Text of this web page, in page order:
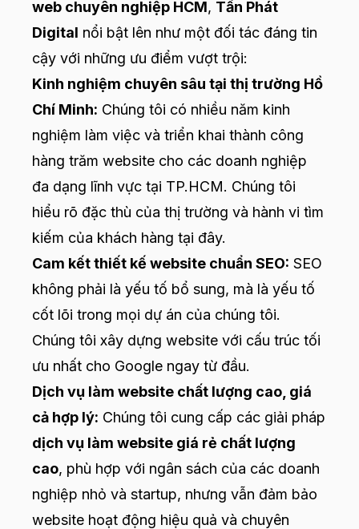
web chuyên nghiệp HCM, Tấn Phát
Digital nổi bật lên như một đối tác đáng tin
cậy với những ưu điểm vượt trội:
Kinh nghiệm chuyên sâu tại thị trường Hồ
Chí Minh: Chúng tôi có nhiều năm kinh
nghiệm làm việc và triển khai thành công
hàng trăm website cho các doanh nghiệp
đa dạng lĩnh vực tại TP.HCM. Chúng tôi
hiểu rõ đặc thù của thị trường và hành vi tìm
kiếm của khách hàng tại đây.
Cam kết thiết kế website chuẩn SEO: SEO
không phải là yếu tố bổ sung, mà là yếu tố
cốt lõi trong mọi dự án của chúng tôi.
Chúng tôi xây dựng website với cấu trúc tối
ưu nhất cho Google ngay từ đầu.
Dịch vụ làm website chất lượng cao, giá
cả hợp lý: Chúng tôi cung cấp các giải pháp
dịch vụ làm website giá rẻ chất lượng
cao, phù hợp với ngân sách của các doanh
nghiệp nhỏ và startup, nhưng vẫn đảm bảo
website hoạt động hiệu quả và chuyên